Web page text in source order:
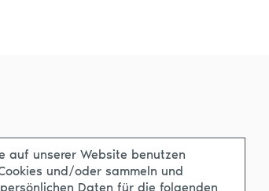
auf unserer Website benutzen
und/oder sammeln und
Daten für die folgenden